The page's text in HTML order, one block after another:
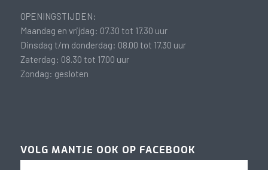
OPENINGSTIJDEN:
Maandag en vrijdag: 07.30 tot 17.30 uur
Dinsdag t/m donderdag: 08.00 tot 17.30 uur
Zaterdag: 08.30 tot 17.00 uur
Zondag: gesloten
VOLG MANTJE OOK OP FACEBOOK